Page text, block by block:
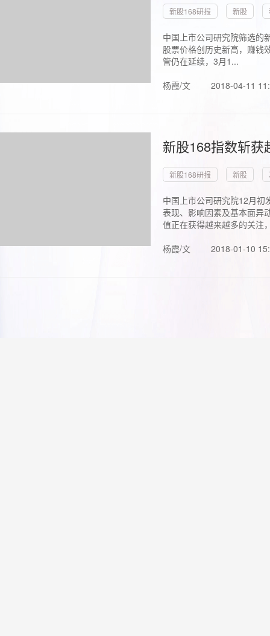
新股168研报 新股
中国上市公司研究院筛选的
股票价格创历史新高，赚钱
管仍在延续，3月1...
杨霞/文
2018-04-11
新股168指数斩
新股168研报 新股
中国上市公司研究院12月初
表现、影响因素及基本面异
值正在获得越来越多的关注
杨霞/文
2018-01-10